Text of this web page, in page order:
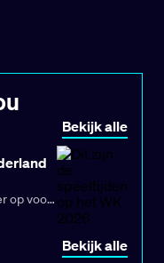
Bekijk alle
op voor
Bekijk alle